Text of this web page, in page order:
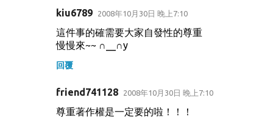
kiu6789 2008年10月30日 晚上7:10
這件事的確需要大家自發性的尊重
慢慢來~~ ∩__∩y
回覆
friend741128 2008年10月30日 晚上7:10
尊重著作權是一定要的啦！！！